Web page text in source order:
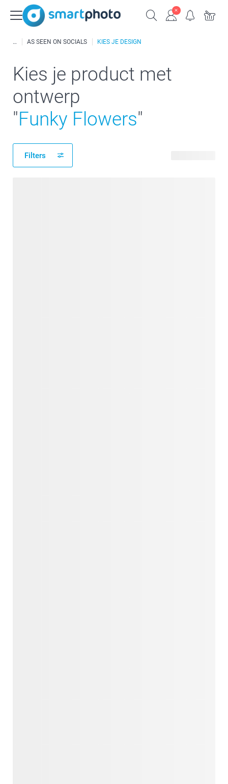
AS SEEN ON SOCIALS KIES JE DESIGN
Kies je product met
ontwerp
"Funky Flowers"
Filters